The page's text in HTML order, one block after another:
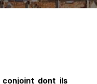
conjoint dont ils